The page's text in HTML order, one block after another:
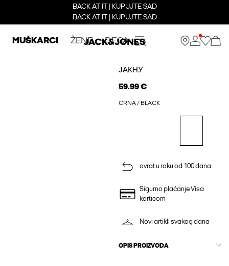
BACK AT IT | KUPUJTE SAD
BACK AT IT | KUPUJTE SAD
MUŠKARCI ŽENE DECA
ЈАКНУ
59.99 €
CRNA / BLACK
ovrat u roku od 100 dana
Sigurno plaćanje Visa
karticom
Novi artikli svakog dana
OPIS PROIZVODA